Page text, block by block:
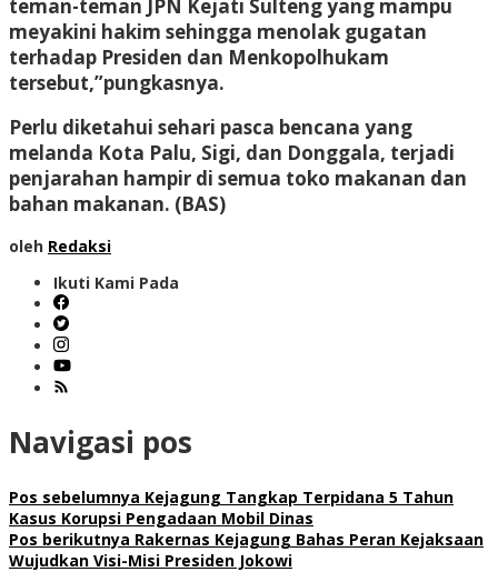
teman-teman JPN Kejati Sulteng yang mampu
meyakini hakim sehingga menolak gugatan
terhadap Presiden dan Menkopolhukam
tersebut,”pungkasnya.
Perlu diketahui sehari pasca bencana yang
melanda Kota Palu, Sigi, dan Donggala, terjadi
penjarahan hampir di semua toko makanan dan
bahan makanan. (BAS)
oleh Redaksi
Ikuti Kami Pada
Navigasi pos
Pos sebelumnya Kejagung Tangkap Terpidana 5 Tahun
Kasus Korupsi Pengadaan Mobil Dinas
Pos berikutnya Rakernas Kejagung Bahas Peran Kejaksaan
Wujudkan Visi-Misi Presiden Jokowi